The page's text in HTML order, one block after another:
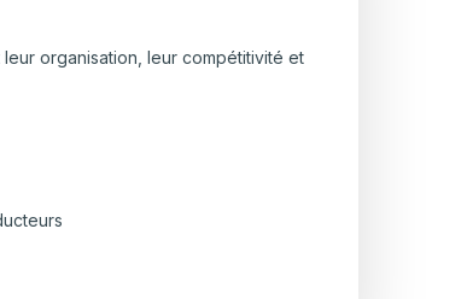
organisation, leur compétitivité et